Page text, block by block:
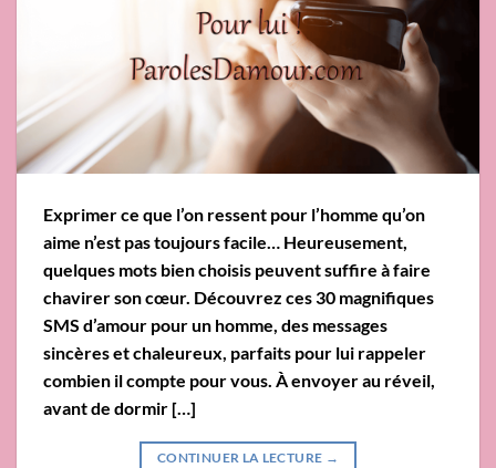
Exprimer ce que l’on ressent pour l’homme qu’on
aime n’est pas toujours facile… Heureusement,
quelques mots bien choisis peuvent suffire à faire
chavirer son cœur. Découvrez ces 30 magnifiques
SMS d’amour pour un homme, des messages
sincères et chaleureux, parfaits pour lui rappeler
combien il compte pour vous. À envoyer au réveil,
avant de dormir […]
CONTINUER LA LECTURE →